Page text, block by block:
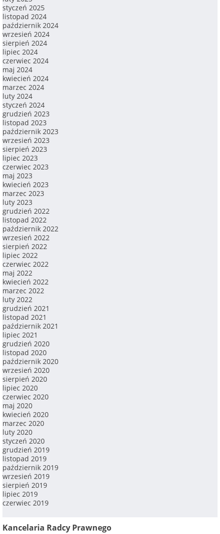
styczeń 2025
listopad 2024
październik 2024
wrzesień 2024
sierpień 2024
lipiec 2024
czerwiec 2024
maj 2024
kwiecień 2024
marzec 2024
luty 2024
styczeń 2024
grudzień 2023
listopad 2023
październik 2023
wrzesień 2023
sierpień 2023
lipiec 2023
czerwiec 2023
maj 2023
kwiecień 2023
marzec 2023
luty 2023
grudzień 2022
listopad 2022
październik 2022
wrzesień 2022
sierpień 2022
lipiec 2022
czerwiec 2022
maj 2022
kwiecień 2022
marzec 2022
luty 2022
grudzień 2021
listopad 2021
październik 2021
lipiec 2021
grudzień 2020
listopad 2020
październik 2020
wrzesień 2020
sierpień 2020
lipiec 2020
czerwiec 2020
maj 2020
kwiecień 2020
marzec 2020
luty 2020
styczeń 2020
grudzień 2019
listopad 2019
październik 2019
wrzesień 2019
sierpień 2019
lipiec 2019
czerwiec 2019
Kancelaria Radcy Prawnego